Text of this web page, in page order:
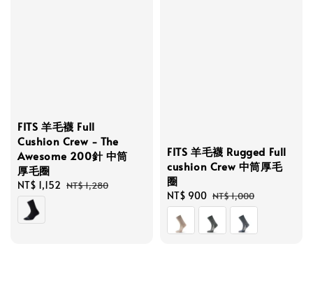
FITS 羊毛襪 Full
Cushion Crew - The
Awesome 200針 中筒
厚毛圈
Sale
price
NT$ 1,152 Regular
NT$ 1,280
FITS 羊毛襪 Rugged Full
cushion Crew 中筒厚毛
圈
Sale
price
NT$ 900 Regular
price
NT$ 1,000